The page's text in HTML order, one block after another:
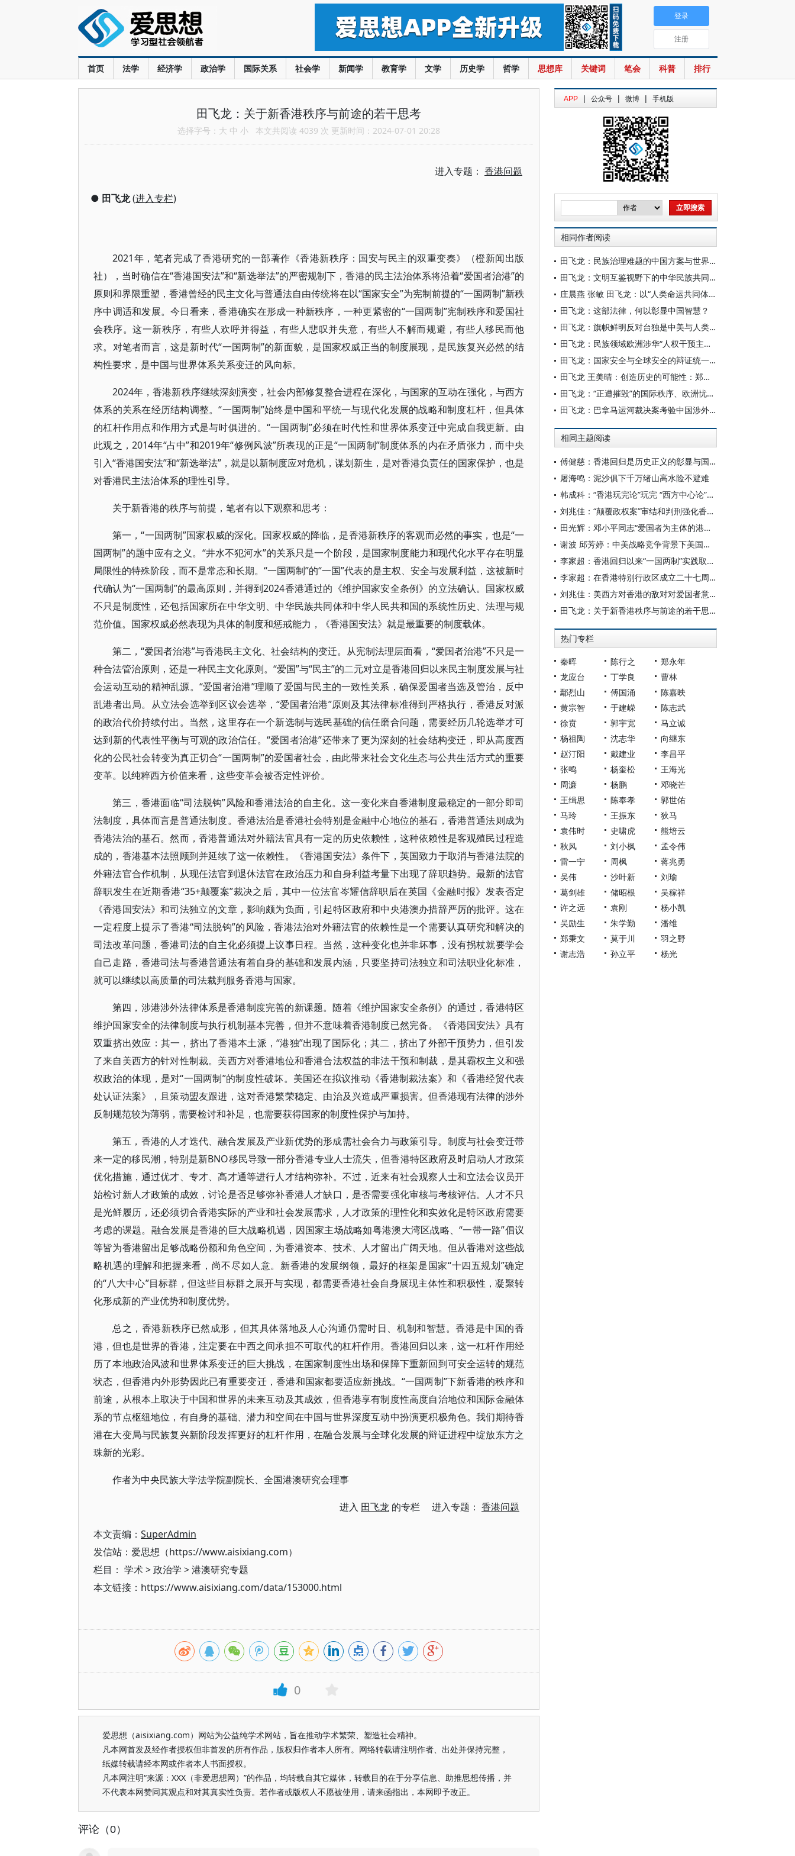
首页 法学 经济学 政治学 国际关系 社会学 新闻学 教育学 文学 历史学 哲学 思想库 关键词 笔会 科普 排行
登录
注册
田飞龙：关于新香港秩序与前途的若干思考
选择字号： 大 中 小 本文共阅读 4039 次 更新时间：2024-07-01 20:28
进入专题： 香港问题
● 田飞龙(进入专栏)
2021年，笔者完成了香港研究的一部著作《香港新秩序：国安与民主的双重变奏》（橙新闻出版
社），当时确信在“香港国安法”和“新选举法”的严密规制下，香港的民主法治体系将沿着“爱国者治港”的
原则和界限重塑，香港曾经的民主文化与普通法自由传统将在以“国家安全”为宪制前提的“一国两制”新秩
序中调适和发展。今日看来，香港确实在形成一种新秩序，一种更紧密的“一国两制”宪制秩序和爱国社
会秩序。这一新秩序，有些人欢呼并得益，有些人悲叹并失意，有些人不解而规避，有些人移民而他
求。对笔者而言，这是新时代“一国两制”的新面貌，是国家权威正当的制度展现，是民族复兴必然的结
构性要求，是中国与世界体系关系变迁的风向标。
2024年，香港新秩序继续深刻演变，社会内部修复整合进程在深化，与国家的互动在强化，与西方
体系的关系在经历结构调整。“一国两制”始终是中国和平统一与现代化发展的战略和制度杠杆，但具体
的杠杆作用点和作用方式是与时俱进的。“一国两制”必须在时代性和世界体系变迁中完成自我更新。由
此观之，2014年“占中”和2019年“修例风波”所表现的正是“一国两制”制度体系的内在矛盾张力，而中央
引入“香港国安法”和“新选举法”，就是以新制度应对危机，谋划新生，是对香港负责任的国家保护，也是
对香港民主法治体系的理性引导。
关于新香港的秩序与前提，笔者有以下观察和思考：
第一，“一国两制”国家权威的深化。国家权威的降临，是香港新秩序的客观而必然的事实，也是“一
国两制”的题中应有之义。“井水不犯河水”的关系只是一个阶段，是国家制度能力和现代化水平存在明显
局限性的特殊阶段，而不是常态和长期。“一国两制”的“一国”代表的是主权、安全与发展利益，这被新时
代确认为“一国两制”的最高原则，并得到2024香港通过的《维护国家安全条例》的立法确认。国家权威
不只是制度性，还包括国家所在中华文明、中华民族共同体和中华人民共和国的系统性历史、法理与规
范价值。国家权威必然表现为具体的制度和惩戒能力，《香港国安法》就是最重要的制度载体。
第二，“爱国者治港”与香港民主文化、社会结构的变迁。从宪制法理层面看，“爱国者治港”不只是一
种合法管治原则，还是一种民主文化原则。“爱国”与“民主”的二元对立是香港回归以来民主制度发展与社
会运动互动的精神乱源。“爱国者治港”理顺了爱国与民主的一致性关系，确保爱国者当选及管治，反中
乱港者出局。从立法会选举到区议会选举，“爱国者治港”原则及其法律标准得到严格执行，香港反对派
的政治代价持续付出。当然，这里存在一个新选制与选民基础的信任磨合问题，需要经历几轮选举才可
达到新的代表性平衡与可观的政治信任。“爱国者治港”还带来了更为深刻的社会结构变迁，即从高度西
化的公民社会转变为真正切合“一国两制”的爱国者社会，由此带来社会文化生态与公共生活方式的重要
变革。以纯粹西方价值来看，这些变革会被否定性评价。
第三，香港面临“司法脱钩”风险和香港法治的自主化。这一变化来自香港制度最稳定的一部分即司
法制度，具体而言是普通法制度。香港法治是香港社会特别是金融中心地位的基石，香港普通法则成为
香港法治的基石。然而，香港普通法对外籍法官具有一定的历史依赖性，这种依赖性是客观殖民过程造
成的，香港基本法照顾到并延续了这一依赖性。《香港国安法》条件下，英国致力于取消与香港法院的
外籍法官合作机制，从现任法官到退休法官在政治压力和自身利益考量下出现了辞职趋势。最新的法官
辞职发生在近期香港“35+颠覆案”裁决之后，其中一位法官岑耀信辞职后在英国《金融时报》发表否定
《香港国安法》和司法独立的文章，影响颇为负面，引起特区政府和中央港澳办措辞严厉的批评。这在
一定程度上提示了香港“司法脱钩”的风险，香港法治对外籍法官的依赖性是一个需要认真研究和解决的
司法改革问题，香港司法的自主化必须提上议事日程。当然，这种变化也并非坏事，没有拐杖就要学会
自己走路，香港司法与香港普通法有着自身的基础和发展内涵，只要坚持司法独立和司法职业化标准，
就可以继续以高质量的司法裁判服务香港与国家。
第四，涉港涉外法律体系是香港制度完善的新课题。随着《维护国家安全条例》的通过，香港特区
维护国家安全的法律制度与执行机制基本完善，但并不意味着香港制度已然完备。《香港国安法》具有
双重挤出效应：其一，挤出了香港本土派，“港独”出现了国际化；其二，挤出了外部干预势力，但引发
了来自美西方的针对性制裁。美西方对香港地位和香港合法权益的非法干预和制裁，是其霸权主义和强
权政治的体现，是对“一国两制”的制度性破坏。美国还在拟议推动《香港制裁法案》和《香港经贸代表
处认证法案》，且策动盟友跟进，这对香港繁荣稳定、由治及兴造成严重损害。但香港现有法律的涉外
反制规范较为薄弱，需要检讨和补足，也需要获得国家的制度性保护与加持。
第五，香港的人才迭代、融合发展及产业新优势的形成需社会合力与政策引导。制度与社会变迁带
来一定的移民潮，特别是新BNO移民导致一部分香港专业人士流失，但香港特区政府及时启动人才政策
优化措施，通过优才、专才、高才通等进行人才结构弥补。不过，近来有社会观察人士和立法会议员开
始检讨新人才政策的成效，讨论是否足够弥补香港人才缺口，是否需要强化审核与考核评估。人才不只
是光鲜履历，还必须切合香港实际的产业和社会发展需求，人才政策的理性化和实效化是特区政府需要
考虑的课题。融合发展是香港的巨大战略机遇，因国家主场战略如粤港澳大湾区战略、“一带一路”倡议
等皆为香港留出足够战略份额和角色空间，为香港资本、技术、人才留出广阔天地。但从香港对这些战
略机遇的理解和把握来看，尚不尽如人意。新香港的发展纲领，最好的框架是国家“十四五规划”确定
的“八大中心”目标群，但这些目标群之展开与实现，都需要香港社会自身展现主体性和积极性，凝聚转
化形成新的产业优势和制度优势。
总之，香港新秩序已然成形，但其具体落地及人心沟通仍需时日、机制和智慧。香港是中国的香
港，但也是世界的香港，注定要在中西之间承担不可取代的杠杆作用。香港回归以来，这一杠杆作用经
历了本地政治风波和世界体系变迁的巨大挑战，在国家制度性出场和保障下重新回到可安全运转的规范
状态，但香港内外形势因此已有重要变迁，香港和国家都要适应新挑战。“一国两制”下新香港的秩序和
前途，从根本上取决于中国和世界的未来互动及其成效，但香港享有制度性高度自治地位和国际金融体
系的节点枢纽地位，有自身的基础、潜力和空间在中国与世界深度互动中扮演更积极角色。我们期待香
港在大变局与民族复兴新阶段发挥更好的杠杆作用，在融合发展与全球化发展的辩证进程中绽放东方之
珠新的光彩。
作者为中央民族大学法学院副院长、全国港澳研究会理事
进入 田飞龙 的专栏 进入专题： 香港问题
本文责编： SuperAdmin
发信站：爱思想（https://www.aisixiang.com）
栏目： 学术>政治学 >港澳研究专题
本文链接：https://www.aisixiang.com/data/153000.html
0
爱思想（aisixiang.com）网站为公益纯学术网站，旨在推动学术繁荣、塑造社会精神。
凡本网首发及经作者授权但非首发的所有作品，版权归作者本人所有。网络转载请注明作者、出处并保持完整，
纸媒转载请经本网或作者本人书面授权。
凡本网注明“来源：XXX（非爱思想网）”的作品，均转载自其它媒体，转载目的在于分享信息、助推思想传播，并
不代表本网赞同其观点和对其真实性负责。若作者或版权人不愿被使用，请来函指出，本网即予改正。
评论（0）
APP | 公众号 | 微博 | 手机版
相同作者阅读
田飞龙：民族治理难题的中国方案与世界意义
田飞龙：文明互鉴视野下的中华民族共同体人权观及其世界意义
庄晨燕 张敏 田飞龙：以“人类命运共同体”为主线构建世界民族研究自主知识体系
田飞龙：这部法律，何以彰显中国智慧？
田飞龙：旗帜鲜明反对台独是中美与人类共同利益所系
田飞龙：民族领域欧洲涉华“人权干预主义”不可取、不可行
田飞龙：国家安全与全球安全的辩证统一及其中国特色
田飞龙 王美晴：创造历史的可能性：郑丽文访陆的国家统一进步意义
田飞龙：“正遭摧毁”的国际秩序、欧洲忧思与中国角色
田飞龙：巴拿马运河裁决案考验中国涉外法治行动能力
相同主题阅读
傅健慈：香港回归是历史正义的彰显与国家主权的重塑
屠海鸣：泥沙俱下千万绪山高水险不避难
韩成科：“香港玩完论”玩完 “西方中心论”崩塌
刘兆佳：“颠覆政权案”审结和判刑强化香港法治
田光辉：邓小平同志“爱国者为主体的港人治港”思想的重大历史意义和时代发展
谢波 邱芳婷：中美战略竞争背景下美国对香港的制裁：发展演变、主要特点与应对路径
李家超：香港回归以来“一国两制”实践取得举世瞩目的重大成就 “一国两制”巨大优越性不断彰显
李家超：在香港特别行政区成立二十七周年酒会的致辞（全文）
刘兆佳：美西方对香港的敌对对爱国者意味着什么
田飞龙：关于新香港秩序与前途的若干思考
热门专栏
秦晖 陈行之
郑永年
龙应台
丁学良
曹林
鄢烈山
傅国涌
陈嘉映
黄宗智
于建嵘
陈志武
徐贲
郭宇宽
马立诚
杨祖陶
沈志华
向继东
赵汀阳
戴建业
李昌平
张鸣
杨奎松
王海光
周濂
杨鹏
邓晓芒
王缉思
陈奉孝
郭世佑
马玲
王振东
狄马
袁伟时
史啸虎
熊培云
秋风
刘小枫
孟令伟
雷一宁
周枫
蒋兆勇
吴伟
沙叶新
刘瑜
葛剑雄
储昭根
吴稼祥
许之远
袁刚
杨小凯
吴励生
朱学勤
潘维
郑秉文
莫于川
羽之野
谢志浩
孙立平 杨光